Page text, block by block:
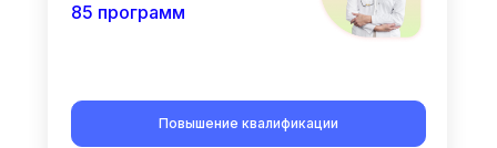
85 программ
Повышение квалификации